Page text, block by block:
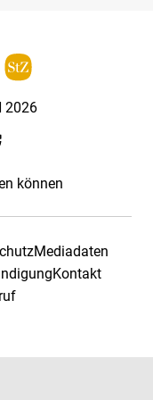
2026
können
Mediadaten
Kontakt